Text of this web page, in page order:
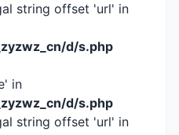
string offset 'url' in
d/s.php
in
d/s.php
string offset 'url' in